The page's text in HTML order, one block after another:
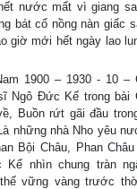
nước mất vì giang
bát cổ nồng nàn giấc
giờ mới hết ngày lao
1900 – 1930 - 10 –
Ngô Đức Kế trong bài
Buồn rứt gãi đầu
những nhà Nho yêu
Bội Châu, Phan
Kế nhìn chung tràn
vững vàng trước